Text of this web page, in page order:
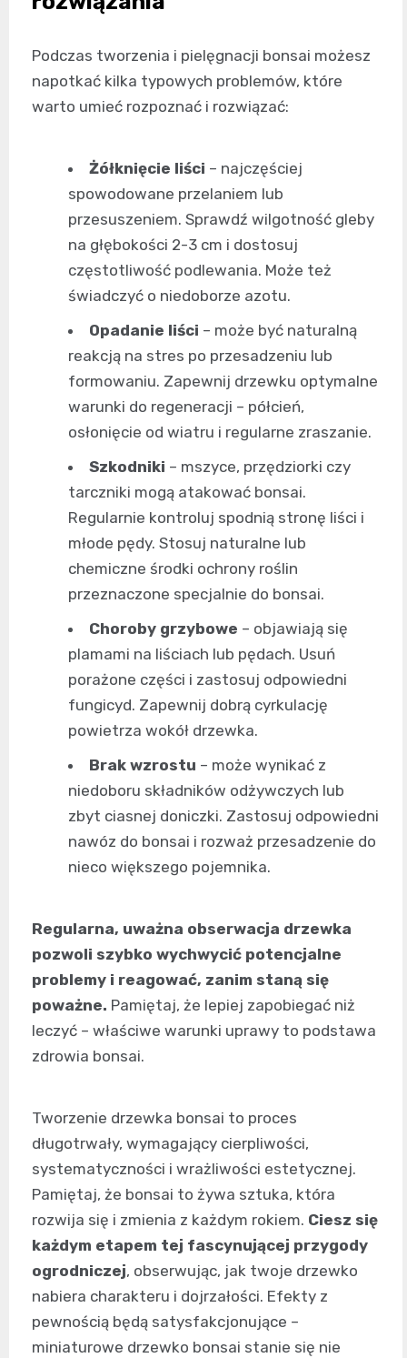
Podczas tworzenia i pielęgnacji bonsai możesz
napotkać kilka typowych problemów, które
warto umieć rozpoznać i rozwiązać:
Żółknięcie liści – najczęściej
spowodowane przelaniem lub
przesuszeniem. Sprawdź wilgotność gleby
na głębokości 2-3 cm i dostosuj
częstotliwość podlewania. Może też
świadczyć o niedoborze azotu.
Opadanie liści – może być naturalną
reakcją na stres po przesadzeniu lub
formowaniu. Zapewnij drzewku optymalne
warunki do regeneracji – półcień,
osłonięcie od wiatru i regularne zraszanie.
Szkodniki – mszyce, przędziorki czy
tarczniki mogą atakować bonsai.
Regularnie kontroluj spodnią stronę liści i
młode pędy. Stosuj naturalne lub
chemiczne środki ochrony roślin
przeznaczone specjalnie do bonsai.
Choroby grzybowe – objawiają się
plamami na liściach lub pędach. Usuń
porażone części i zastosuj odpowiedni
fungicyd. Zapewnij dobrą cyrkulację
powietrza wokół drzewka.
Brak wzrostu – może wynikać z
niedoboru składników odżywczych lub
zbyt ciasnej doniczki. Zastosuj odpowiedni
nawóz do bonsai i rozważ przesadzenie do
nieco większego pojemnika.
Regularna, uważna obserwacja drzewka
pozwoli szybko wychwycić potencjalne
problemy i reagować, zanim staną się
poważne. Pamiętaj, że lepiej zapobiegać niż
leczyć – właściwe warunki uprawy to podstawa
zdrowia bonsai.
Tworzenie drzewka bonsai to proces
długotrwały, wymagający cierpliwości,
systematyczności i wrażliwości estetycznej.
Pamiętaj, że bonsai to żywa sztuka, która
rozwija się i zmienia z każdym rokiem. Ciesz się
każdym etapem tej fascynującej przygody
ogrodniczej, obserwując, jak twoje drzewko
nabiera charakteru i dojrzałości. Efekty z
pewnością będą satysfakcjonujące –
miniaturowe drzewko bonsai stanie się nie